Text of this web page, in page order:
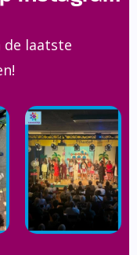
de laatste